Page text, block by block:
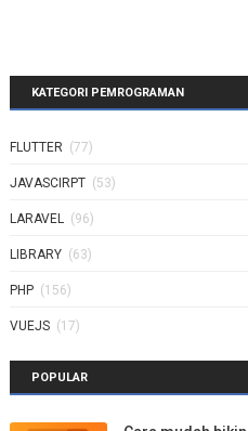
KATEGORI PEMROGRAMAN
FLUTTER (77)
JAVASCIRPT (53)
LARAVEL (96)
LIBRARY (63)
PHP (156)
VUEJS (17)
POPULAR